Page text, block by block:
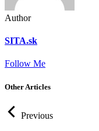
Author
SITA.sk
Follow Me
Other Articles
Previous